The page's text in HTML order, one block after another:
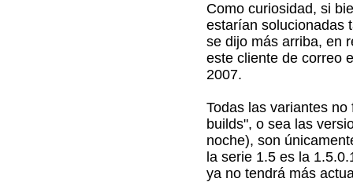
Como curiosidad, si
estarían solucionadas
se dijo más arriba, en
este cliente de correo
2007.
Todas las variantes
builds", o sea las
noche), son
la serie 1.5 es la
ya no tendrá más